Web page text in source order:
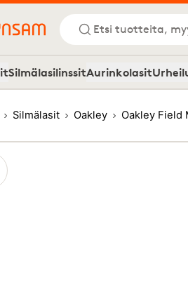
Etsi tuotteita,
SilmälasilinssitAurinkolasit
Silmälasit Oakley Oakley Field